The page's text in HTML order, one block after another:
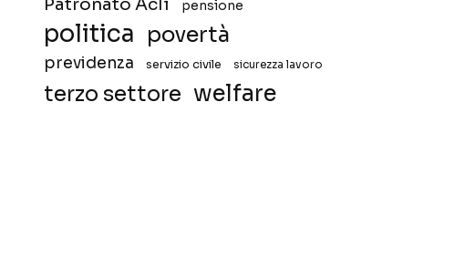
Patronato Acli pensione
politica povertà
previdenza servizio civile sicurezza lavoro
terzo settore welfare